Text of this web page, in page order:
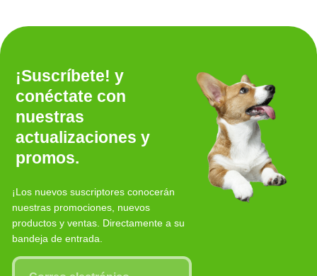
¡Suscríbete! y
conéctate con
nuestras
actualizaciones y
promos.
¡Los nuevos suscriptores conocerán
nuestras promociones, nuevos
productos y ventas. Directamente a su
bandeja de entrada.